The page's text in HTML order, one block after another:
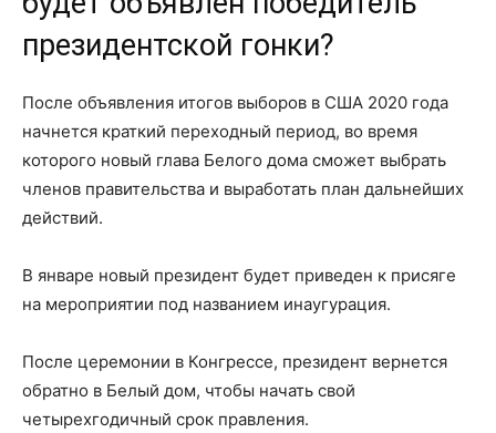
президентской гонки?
После объявления итогов выборов в США 2020 года
начнется краткий переходный период, во время
которого новый глава Белого дома сможет выбрать
членов правительства и выработать план дальнейших
действий.
В январе новый президент будет приведен к присяге
на мероприятии под названием инаугурация.
После церемонии в Конгрессе, президент вернется
обратно в Белый дом, чтобы начать свой
четырехгодичный срок правления.